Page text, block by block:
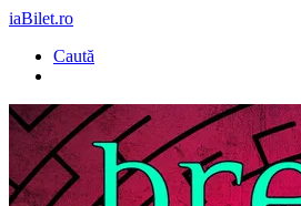
iaBilet.ro
Caută